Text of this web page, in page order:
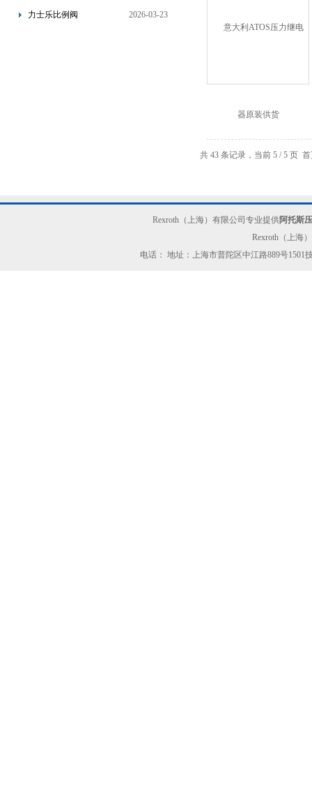
设计与流量信号转换原理
力士乐比例阀
2026-03-23
共 43 条记录，当前 5 / 5 页
Rexroth（上海）有限公司专业提供阿托斯
Rexroth（上海
电话： 地址：上海市普陀区中江路889号1501